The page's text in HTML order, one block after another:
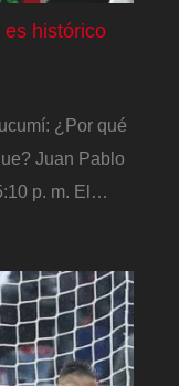
histórico
¿Por qué
Juan Pablo
p. m. El…